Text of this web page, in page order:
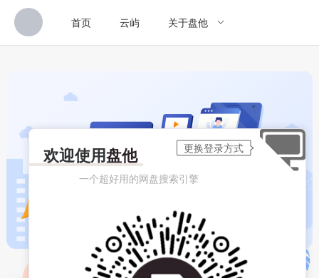
首页 云屿 关于盘他
欢迎使用盘他
一个超好用的网盘搜索引擎